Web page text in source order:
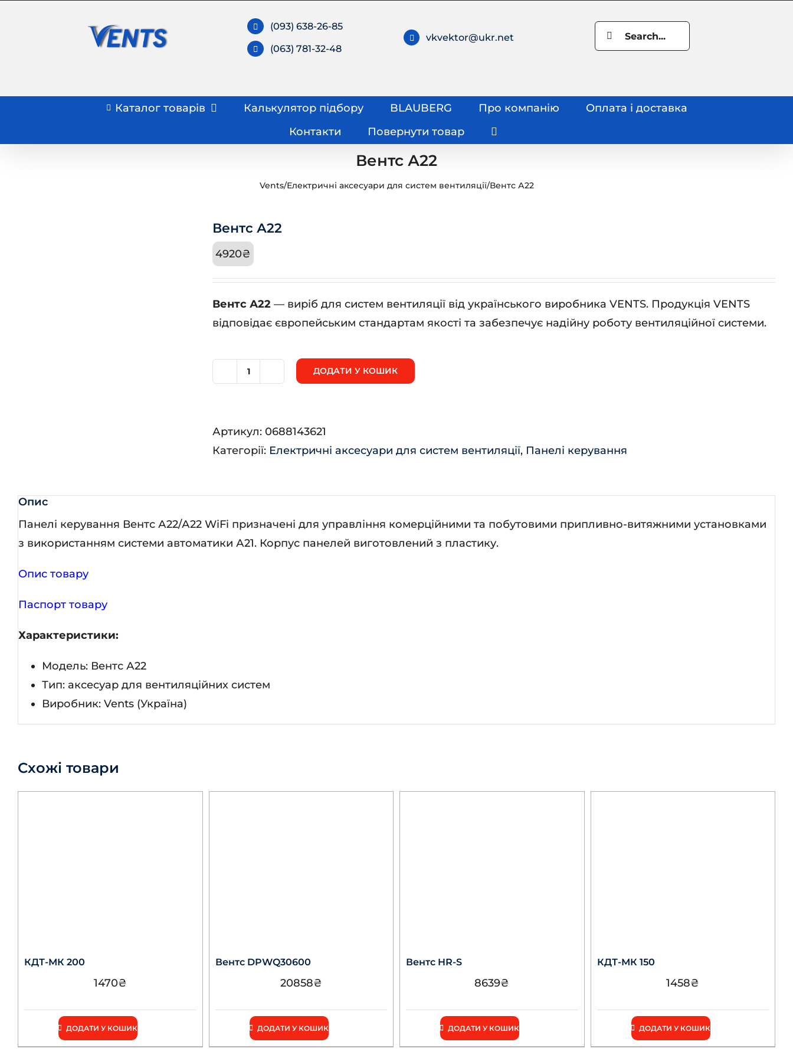
(093) 638-26-85
(063) 781-32-48
vkvektor@ukr.net
Search
for:
Каталог товарів Калькулятор підбору BLAUBERG Про компанію
Оплата і доставка
Контакти
Повернути товар
Вентс А22
Vents/Електричні аксесуари для систем вентиляції/Вентс А22
Вентс А22
4920₴
Вентс А22 — виріб для систем вентиляції від українського виробника VENTS. Продукція VENTS
відповідає європейським стандартам якості та забезпечує надійну роботу вентиляційної системи.
ДОДАТИ У КОШИК
Артикул: 0688143621
Категорії: Електричні аксесуари для систем вентиляції, Панелі керування
Опис
Панелі керування Вентс А22/А22 WiFi призначені для управління комерційними та побутовими припливно-витяжними установками
з використанням системи автоматики А21. Корпус панелей виготовлений з пластику.
Опис товару
Паспорт товару
Характеристики:
Модель: Вентс А22
Тип: аксесуар для вентиляційних систем
Виробник: Vents (Україна)
Схожі товари
КДТ-МК 200
1470₴
ДОДАТИ У КОШИК
Вентс DPWQ30600
20858₴
ДОДАТИ У КОШИК
Вентс HR-S
8639₴
ДОДАТИ У КОШИК
КДТ-МК 150
1458₴
ДОДАТИ У КОШИК